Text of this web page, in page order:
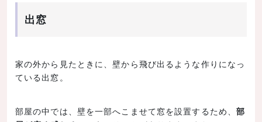
出窓
家の外から見たときに、壁から飛び出るような作りになっ
ている出窓。
部屋の中では、壁を一部へこませて窓を設置するため、 部